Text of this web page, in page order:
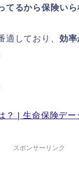
てるから保険いら
適しており、 効
？ | 生命保険デー
スポンサーリンク